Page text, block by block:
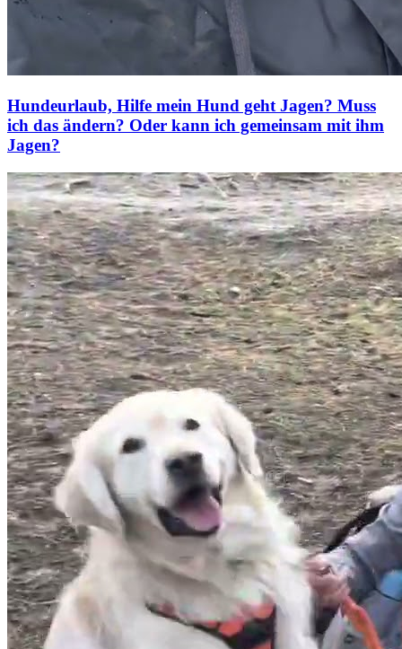
Hundeurlaub, Hilfe mein Hund geht Jagen? Muss
ich das ändern? Oder kann ich gemeinsam mit ihm
Jagen?